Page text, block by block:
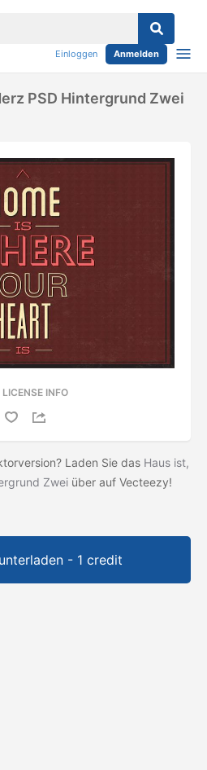
Einloggen Anmelden
PSD Hintergrund Zwei
LICENSE INFO
Laden Sie das Haus ist,
Zwei über auf Vecteezy!
- 1 credit